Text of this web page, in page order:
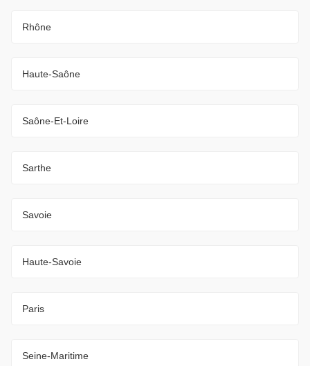
Rhône
Haute-Saône
Saône-Et-Loire
Sarthe
Savoie
Haute-Savoie
Paris
Seine-Maritime